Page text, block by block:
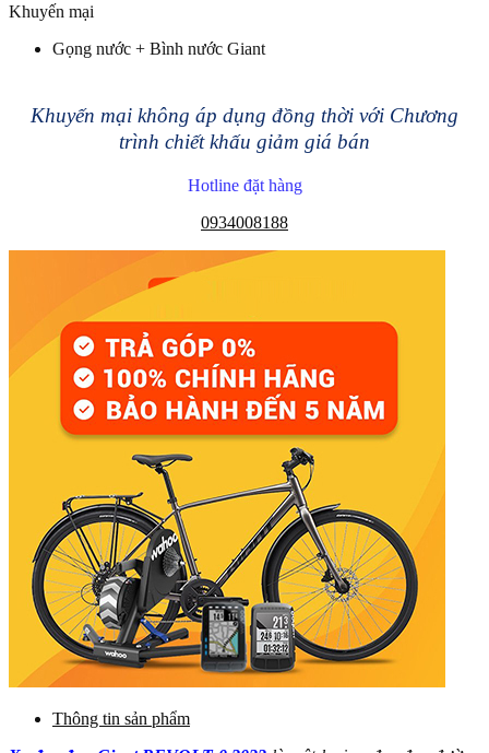
Khuyến mại
Gọng nước + Bình nước Giant
Khuyến mại không áp dụng đồng thời với Chương
trình chiết khấu giảm giá bán
Hotline đặt hàng
0934008188
Thông tin sản phẩm